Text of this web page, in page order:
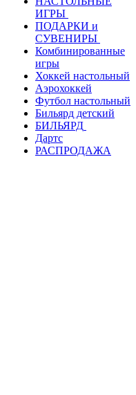
ИГРЫ
ПОДАРКИ и
СУВЕНИРЫ
Комбинированные
игры
Хоккей настольный
Аэрохоккей
Футбол настольный
Бильярд детский
БИЛЬЯРД
Дартс
РАСПРОДАЖА